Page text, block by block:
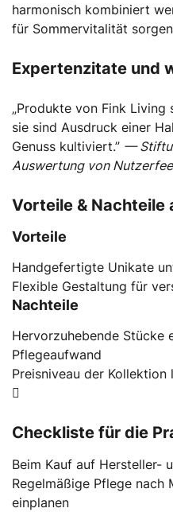
harmonisch kombiniert
für Sommervitalität
Expertenzitate und
„Produkte von Fink
sie sind Ausdruck einer
Genuss kultiviert.” —
Auswertung von
Vorteile & Nachteile
Vorteile
Handgefertigte Unikate
Flexible Gestaltung für
Nachteile
Hervorzuhebende Stücke
Pflegeaufwand
Preisniveau der
Checkliste für die
Beim Kauf auf Hersteller-
Regelmäßige Pflege nach
einplanen